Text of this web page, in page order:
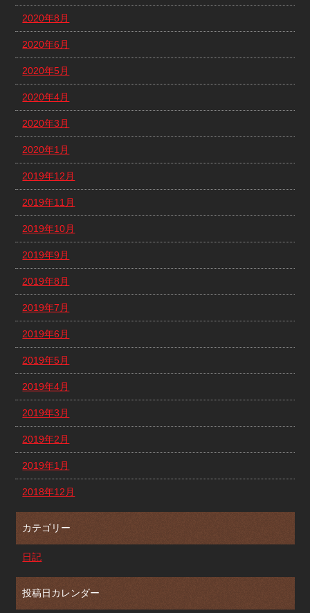
2020年8月
2020年6月
2020年5月
2020年4月
2020年3月
2020年1月
2019年12月
2019年11月
2019年10月
2019年9月
2019年8月
2019年7月
2019年6月
2019年5月
2019年4月
2019年3月
2019年2月
2019年1月
2018年12月
カテゴリー
日記
投稿日カレンダー